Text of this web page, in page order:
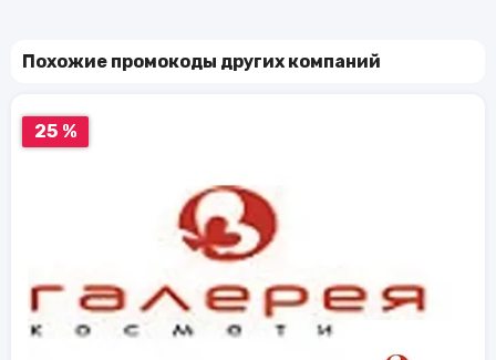
Похожие промокоды других компаний
25 %